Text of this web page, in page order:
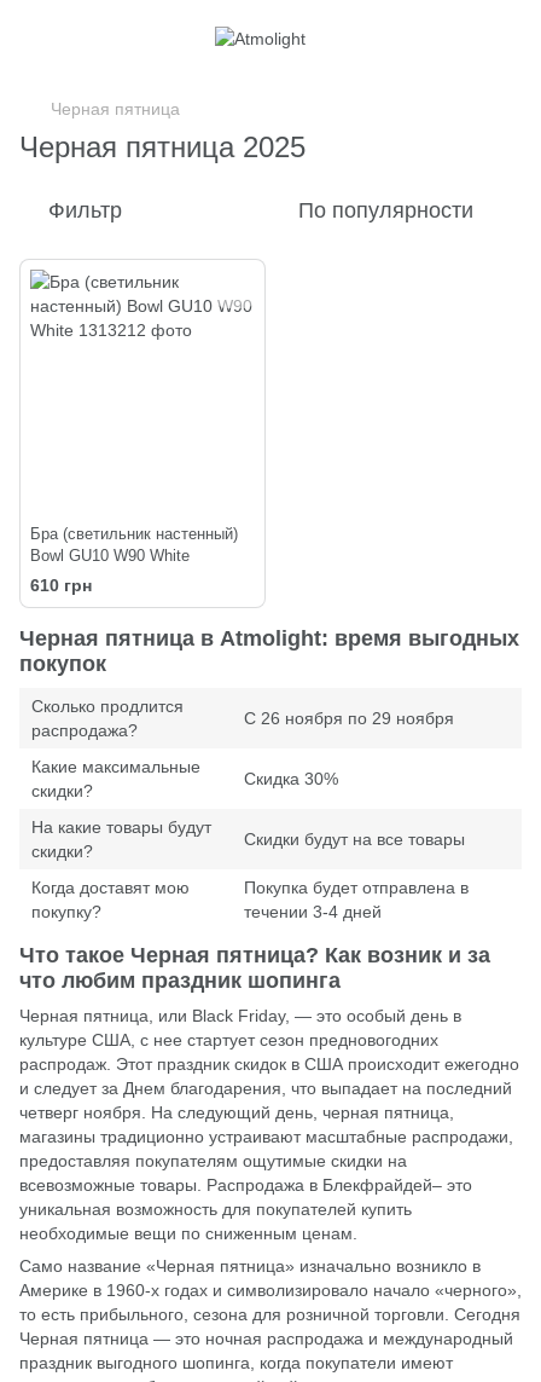
Черная пятница
Черная пятница 2025
Фильтр По популярности
Бра (светильник настенный)
Bowl GU10 W90 White
610 грн
Черная пятница в Atmolight: время выгодных
покупок
Сколько продлится
pacпpoдaжa?
С 26 ноября по 29 ноября
Какие максимальные
скидки?
Скидка 30%
На какие товары будут
скидки?
Скидки будут на все товары
Когда доставят мою
покупку?
Покупка будет отправлена в
течении 3-4 дней
Что такое Черная пятница? Как возник и за
что любим праздник шопинга
Черная пятница, или Black Friday, — это особый день в
культуре США, с нее стартует сезон предновогодних
распродаж. Этот праздник скидок в США происходит ежегодно
и следует за Днем благодарения, что выпадает на последний
четверг ноября. На следующий день, черная пятница,
магазины традиционно устраивают масштабные распродажи,
предоставляя покупателям ощутимые скидки на
всевозможные товары. Распродажа в Блeкфpaйдeй– это
уникальная возможность для покупателей купить
необходимые вещи по сниженным ценам.
Само название «Черная пятница» изначально возникло в
Америке в 1960-х годах и символизировало начало «черного»,
то есть прибыльного, сезона для розничной торговли. Сегодня
Черная пятница — это ночная распродажа и международный
праздник выгодного шопинга, когда покупатели имеют